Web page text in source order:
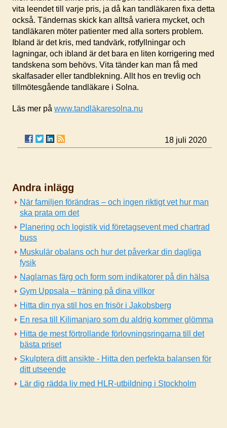
vita leendet till varje pris, ja då kan tandläkaren fixa detta
också. Tändernas skick kan alltså variera mycket, och
tandläkaren möter patienter med alla sorters problem.
Ibland är det kris, med tandvärk, rotfyllningar och
lagningar, och ibland är det bara en liten korrigering med
tandskena som behövs. Vita tänder kan man få med
skalfasader eller tandblekning. Allt hos en trevlig och
tillmötesgående tandläkare i Solna.
Läs mer på www.tandläkaresolna.nu
18 juli 2020
Andra inlägg
När familjen förändras – och ingen riktigt vet hur man
ska prata om det
Planering och logistik vid företagsevent med chartrad
buss
Muskulär obalans och hur det påverkar din dagliga
fysik
Naglarnas färg och form som indikatorer på din hälsa
Gym Uppsala – träning på dina villkor
Hitta din nya stil hos en frisör i Jakobsberg
En resa till Kilimanjaro som du aldrig kommer glömma
Hitta de mest förtrollande förlovningsringarna till det
bästa priset
Skulptera ditt ansikte - Hitta den perfekta balansen för
ditt utseende
Lär dig rädda liv med HLR-utbildning i Stockholm